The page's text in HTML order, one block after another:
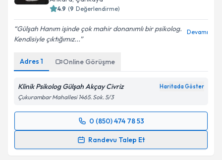
4.9 (9 Değerlendirme)
Gülşah Hanım işinde çok mahir donanımlı bir psikolog.
Kendisiyle çıktığımız...
Devamı
Adres 1 Online Görüşme
Klinik Psikolog Gülşah Akçay Civriz Haritada Göster
Çukurambar Mahallesi 1465. Sok. 5/3
0 (850) 474 78 53
Randevu Talep Et
Randevu Takvimi Talebi